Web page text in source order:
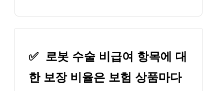
✅ 로봇 수술 비급여 항목에 대
한 보장 비율은 보험 상품마다